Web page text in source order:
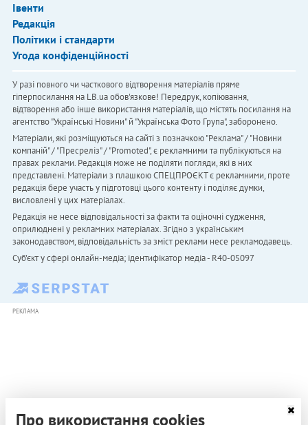
Івенти
Редакція
Політики і стандарти
Угода конфіденційності
У разі повного чи часткового відтворення матеріалів пряме
гіперпосилання на LB.ua обов'язкове! Передрук, копіювання,
відтворення або інше використання матеріалів, що містять посилання на
агентство "Українськi Новини" й "Українська Фото Група", заборонено.
Матеріали, які розміщуються на сайті з позначкою "Реклама" / "Новини
компаній" / "Пресреліз" / "Promoted", є рекламними та публікуються на
правах реклами. Редакція може не поділяти погляди, які в них
представлені. Матеріали з плашкою СПЕЦПРОЄКТ є рекламними, проте
редакція бере участь у підготовці цього контенту і поділяє думки,
висловлені у цих матеріалах.
Редакція не несе відповідальності за факти та оціночні судження,
оприлюднені у рекламних матеріалах. Згідно з українським
законодавством, відповідальність за зміст реклами несе рекламодавець.
Cуб'єкт у сфері онлайн-медіа; ідентифікатор медіа - R40-05097
РЕКЛАМА
Про використання cookies